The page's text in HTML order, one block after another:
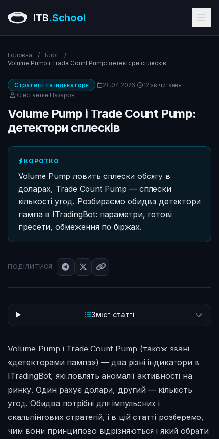
ITB.School
Головна / Блог
/
Volume Pump і Trade Count Pump: детектори сплесків
Стратегії та індикатори 28.04.2026
12 хв читання
Константин Назаров
Volume Pump і Trade Count Pump:
детектори сплесків
КОРОТКО
Volume Pump ловить сплески обсягу в
доларах, Trade Count Pump — сплески
кількості угод. Розбираємо обидва детектори
пампа в ITradingBot: параметри, готові
пресети, обмеження по біржах.
ПОДІЛИТИСЯ
Зміст статті
Volume Pump і Trade Count Pump (також звані
«детекторами пампа») — два різні індикатори в
ITradingBot, які ловлять аномалії активності на
ринку. Один рахує долари, другий — кількість
угод. Обидва потрібні для імпульсних і
скальпінгових стратегій, і в цій статті розберемо,
чим вони принципово відрізняються і який обрати